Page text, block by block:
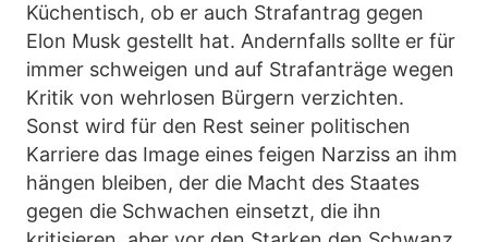
Küchentisch, ob er auch Strafantrag gegen
Elon Musk gestellt hat. Andernfalls sollte er für
immer schweigen und auf Strafanträge wegen
Kritik von wehrlosen Bürgern verzichten.
Sonst wird für den Rest seiner politischen
Karriere das Image eines feigen Narziss an ihm
hängen bleiben, der die Macht des Staates
gegen die Schwachen einsetzt, die ihn